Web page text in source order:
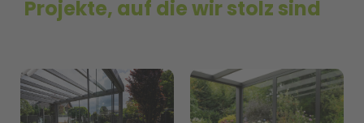
Projekte, auf die wir stolz sind